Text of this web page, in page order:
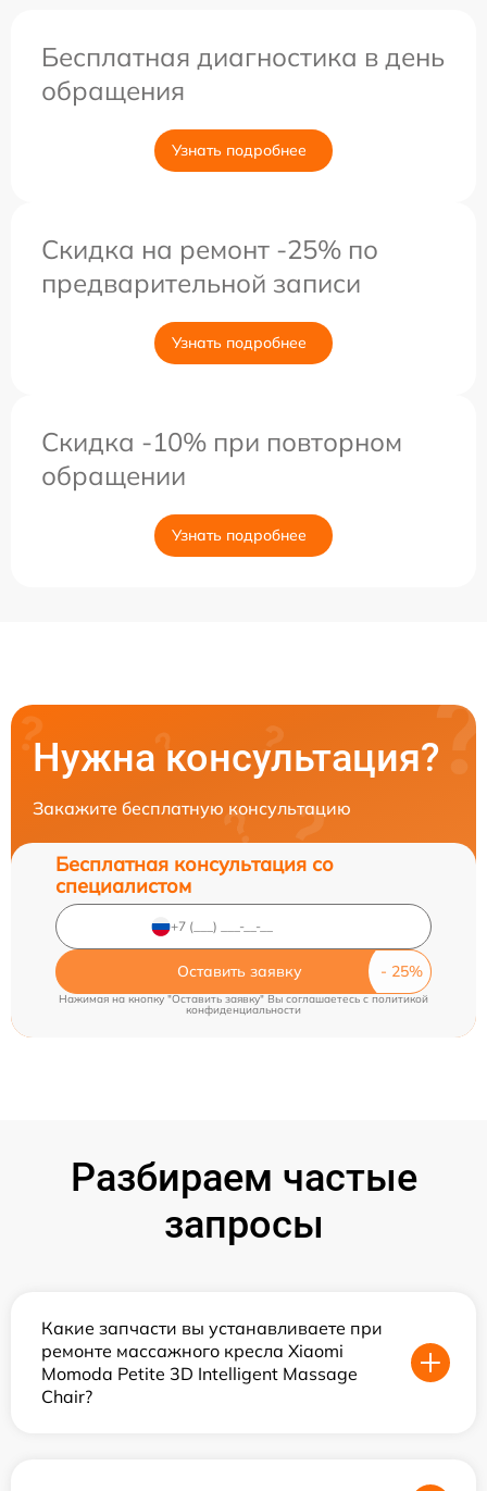
Бесплатная диагностика в день
обращения
Узнать подробнее
Скидка на ремонт -25% по
предварительной записи
Узнать подробнее
Скидка -10% при повторном
обращении
Узнать подробнее
Нужна консультация?
Закажите бесплатную консультацию
Бесплатная консультация со
специалистом
Оставить заявку
Нажимая на кнопку "Оставить заявку" Вы соглашаетесь cполитикой
конфиденциальности
Разбираем частые
запросы
Какие запчасти вы устанавливаете при
ремонте массажного кресла Xiaomi
Momoda Petite 3D Intelligent Massage
Chair?